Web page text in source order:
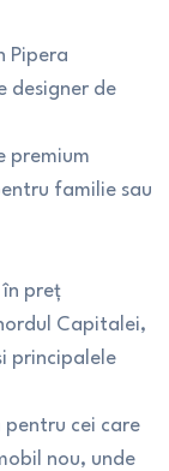
Pipera
designer de
premium
familie sau
în preț
Capitalei,
principalele
cei care
nou, unde